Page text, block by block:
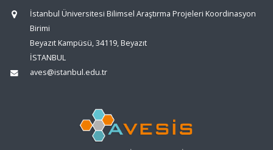
İstanbul Üniversitesi Bilimsel Araştırma Projeleri Koordinasyon
Birimi
Beyazıt Kampüsü, 34119, Beyazıt
İSTANBUL
aves@istanbul.edu.tr